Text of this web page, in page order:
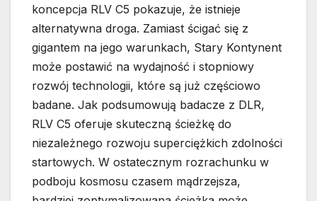
koncepcja RLV C5 pokazuje, że istnieje
alternatywna droga. Zamiast ścigać się z
gigantem na jego warunkach, Stary Kontynent
może postawić na wydajność i stopniowy
rozwój technologii, które są już częściowo
badane. Jak podsumowują badacze z DLR,
RLV C5 oferuje skuteczną ścieżkę do
niezależnego rozwoju superciężkich zdolności
startowych. W ostatecznym rozrachunku w
podboju kosmosu czasem mądrzejsza,